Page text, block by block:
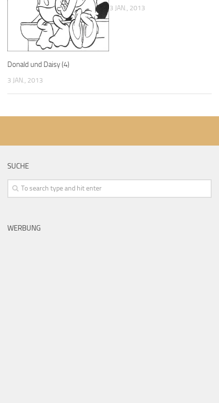
Donald und Daisy (4)
3 JAN., 2013
3 JAN., 2013
SUCHE
WERBUNG